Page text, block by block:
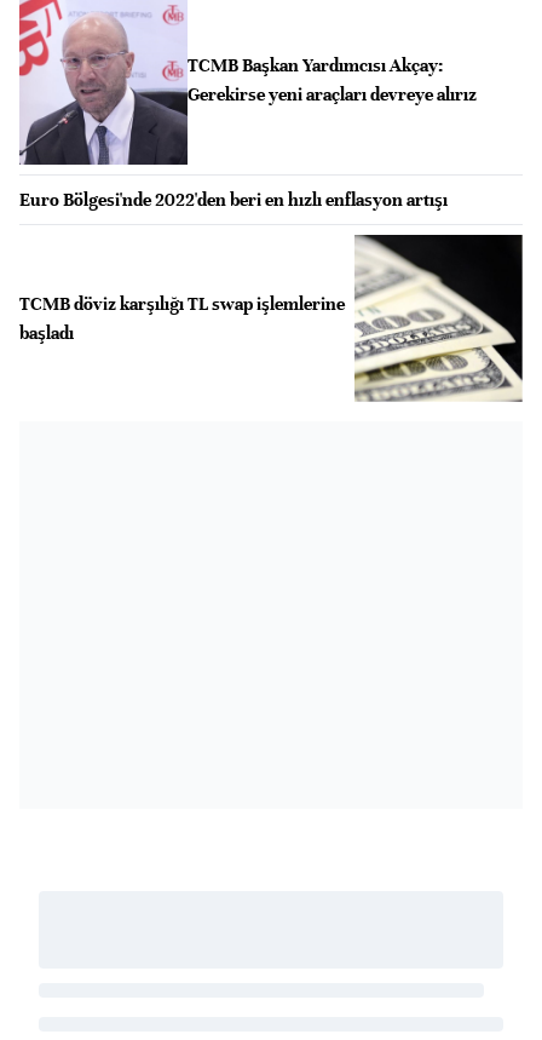
TCMB Başkan Yardımcısı Akçay:
Gerekirse yeni araçları devreye alırız
Euro Bölgesi'nde 2022'den beri en hızlı enflasyon artışı
TCMB döviz karşılığı TL swap işlemlerine
başladı